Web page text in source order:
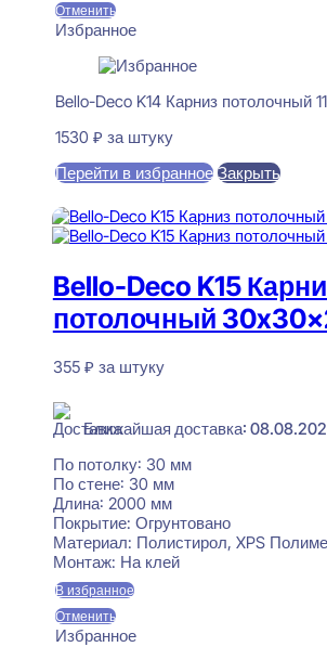
Отменить
Избранное
Bello-Deco K14 Карниз потолочный
1530 ₽ за штуку
Перейти в избранное Закрыть
Bello-Deco K15
потолочный
355 ₽ за штуку
Ближайшая доставка:
По потолку: 30 мм
По стене: 30 мм
Длина: 2000 мм
Покрытие: Огрунтовано
Материал: Полистирол, XPS
Монтаж: На клей
В избранное
Отменить
Избранное